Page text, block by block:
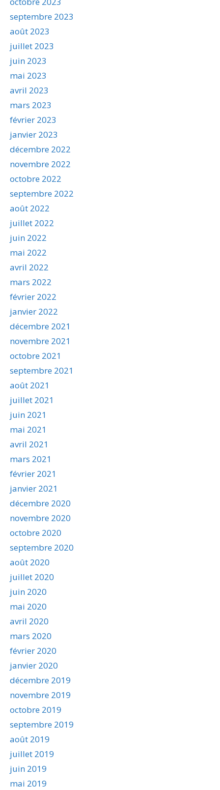
septembre 2023
août 2023
juillet 2023
juin 2023
mai 2023
avril 2023
mars 2023
février 2023
janvier 2023
décembre 2022
novembre 2022
octobre 2022
septembre 2022
août 2022
juillet 2022
juin 2022
mai 2022
avril 2022
mars 2022
février 2022
janvier 2022
décembre 2021
novembre 2021
octobre 2021
septembre 2021
août 2021
juillet 2021
juin 2021
mai 2021
avril 2021
mars 2021
février 2021
janvier 2021
décembre 2020
novembre 2020
octobre 2020
septembre 2020
août 2020
juillet 2020
juin 2020
mai 2020
avril 2020
mars 2020
février 2020
janvier 2020
décembre 2019
novembre 2019
octobre 2019
septembre 2019
août 2019
juillet 2019
juin 2019
mai 2019